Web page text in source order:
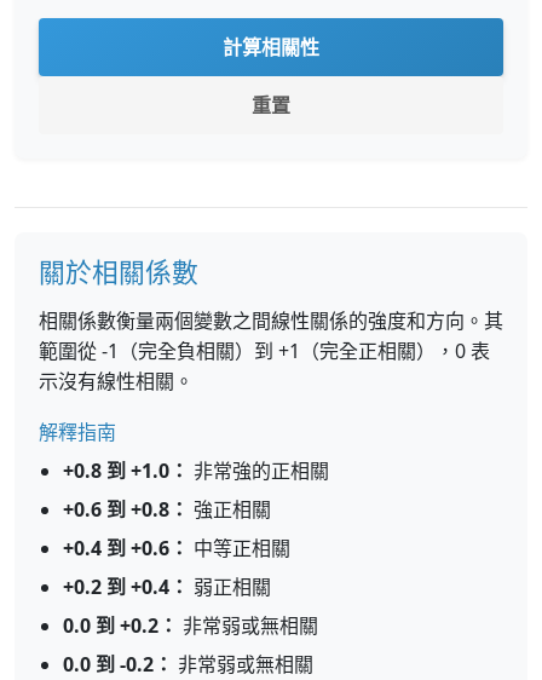
計算相關性
重置
關於相關係數
相關係數衡量兩個變數之間線性關係的強度和方向。其
範圍從 -1（完全負相關）到 +1（完全正相關），0 表
示沒有線性相關。
解釋指南
+0.8 到 +1.0： 非常強的正相關
+0.6 到 +0.8： 強正相關
+0.4 到 +0.6： 中等正相關
+0.2 到 +0.4： 弱正相關
0.0 到 +0.2： 非常弱或無相關
0.0 到 -0.2： 非常弱或無相關